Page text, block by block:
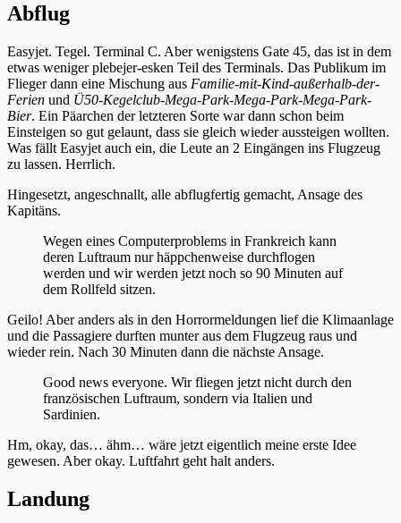
Abflug
Easyjet. Tegel. Terminal C. Aber wenigstens Gate 45, das ist in dem
etwas weniger plebejer-esken Teil des Terminals. Das Publikum im
Flieger dann eine Mischung aus Familie-mit-Kind-außerhalb-der-
Ferien und Ü50-Kegelclub-Mega-Park-Mega-Park-Mega-Park-
Bier. Ein Päarchen der letzteren Sorte war dann schon beim
Einsteigen so gut gelaunt, dass sie gleich wieder aussteigen wollten.
Was fällt Easyjet auch ein, die Leute an 2 Eingängen ins Flugzeug
zu lassen. Herrlich.
Hingesetzt, angeschnallt, alle abflugfertig gemacht, Ansage des
Kapitäns.
Wegen eines Computerproblems in Frankreich kann
deren Luftraum nur häppchenweise durchflogen
werden und wir werden jetzt noch so 90 Minuten auf
dem Rollfeld sitzen.
Geilo! Aber anders als in den Horrormeldungen lief die Klimaanlage
und die Passagiere durften munter aus dem Flugzeug raus und
wieder rein. Nach 30 Minuten dann die nächste Ansage.
Good news everyone. Wir fliegen jetzt nicht durch den
französischen Luftraum, sondern via Italien und
Sardinien.
Hm, okay, das… ähm… wäre jetzt eigentlich meine erste Idee
gewesen. Aber okay. Luftfahrt geht halt anders.
Landung